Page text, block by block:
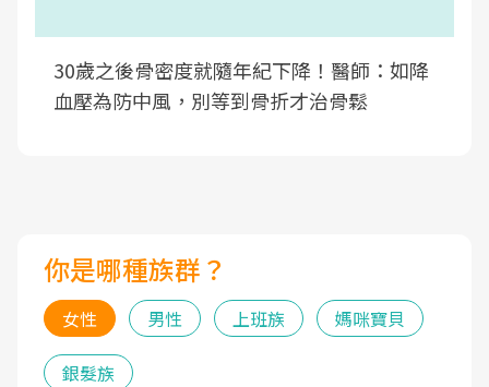
30歲之後骨密度就隨年紀下降！醫師：如降
血壓為防中風，別等到骨折才治骨鬆
你是哪種族群？
女性 男性 上班族 媽咪寶貝
銀髮族